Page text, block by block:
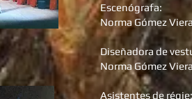
Escenógrafa:
Norma Gómez
Diseñadora de
Norma Gómez
Asistentes de régie: